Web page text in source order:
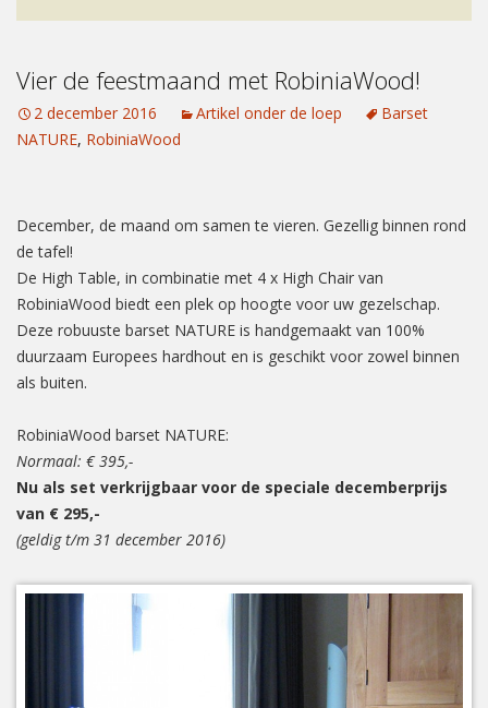
Vier de feestmaand met RobiniaWood!
2 december 2016 Artikel onder de loep
Barset
NATURE, RobiniaWood
December, de maand om samen te vieren. Gezellig binnen rond
de tafel!
De High Table, in combinatie met 4 x High Chair van
RobiniaWood biedt een plek op hoogte voor uw gezelschap.
Deze robuuste barset NATURE is handgemaakt van 100%
duurzaam Europees hardhout en is geschikt voor zowel binnen
als buiten.
RobiniaWood barset NATURE:
Normaal: € 395,-
Nu als set verkrijgbaar voor de speciale decemberprijs
van € 295,-
(geldig t/m 31 december 2016)